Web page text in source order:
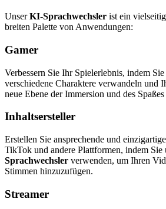
UnserKI-Sprachwechsler ist ein
breiten Palette von Anwendungen:
Gamer
Verbessern Sie Ihr Spielerlebnis, indem
verschiedene Charaktere verwandeln und
neue Ebene der Immersion und des
Inhaltsersteller
Erstellen Sie ansprechende und
TikTok und andere Plattformen, indem Sie
Sprachwechsler verwenden, um Ihren
Stimmen hinzuzufügen.
Streamer